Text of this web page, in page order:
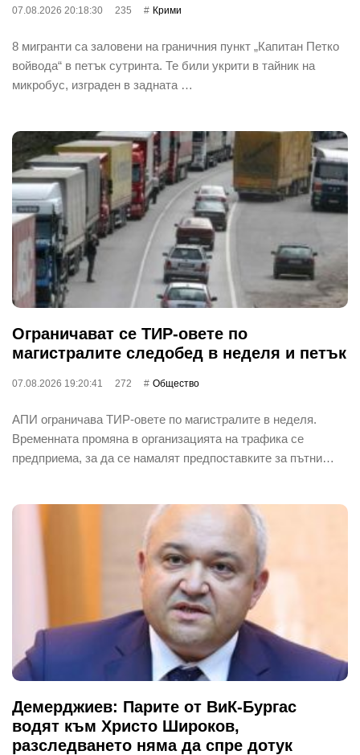
07.08.2026 20:18:30 235 Крими
8 мигранти са заловени на граничния пункт „Капитан Петко
войвода“ в петък сутринта. Те били укрити в тайник на
микробус, изграден в задната …
Ограничават се ТИР-овете по
магистралите следобед в неделя и петък
07.08.2026 19:20:41 272 Общество
АПИ ограничава ТИР-овете по магистралите в неделя.
Временната промяна в организацията на трафика се
предприема, за да се намалят предпоставките за пътни…
Демерджиев: Парите от ВиК-Бургас
водят към Христо Широков,
разследването няма да спре дотук